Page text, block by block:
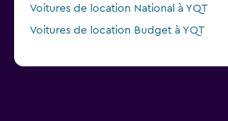
Voitures de location National à YQT
Voitures de location Budget à YQT